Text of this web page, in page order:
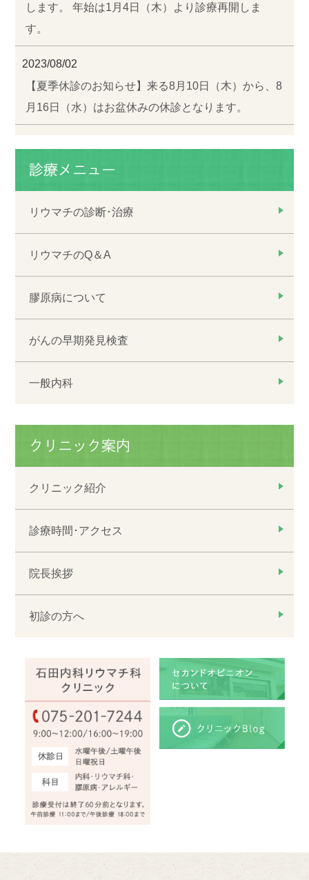
します。 年始は1月4日（木）より診療再開しま
す。
2023/08/02
【夏季休診のお知らせ】来る8月10日（木）から、8
月16日（水）はお盆休みの休診となります。
診療メニュー
リウマチの診断･治療
リウマチのQ＆A
膠原病について
がんの早期発見検査
一般内科
クリニック案内
クリニック紹介
診療時間･アクセス
院長挨拶
初診の方へ